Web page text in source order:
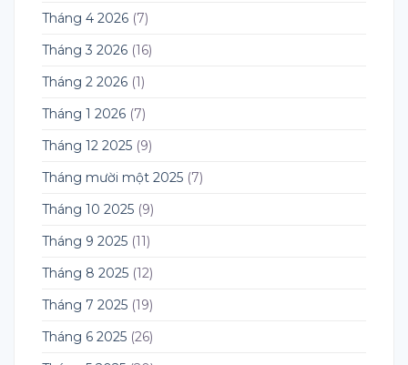
Tháng 4 2026 (7)
Tháng 3 2026 (16)
Tháng 2 2026 (1)
Tháng 1 2026 (7)
Tháng 12 2025 (9)
Tháng mười một 2025 (7)
Tháng 10 2025 (9)
Tháng 9 2025 (11)
Tháng 8 2025 (12)
Tháng 7 2025 (19)
Tháng 6 2025 (26)